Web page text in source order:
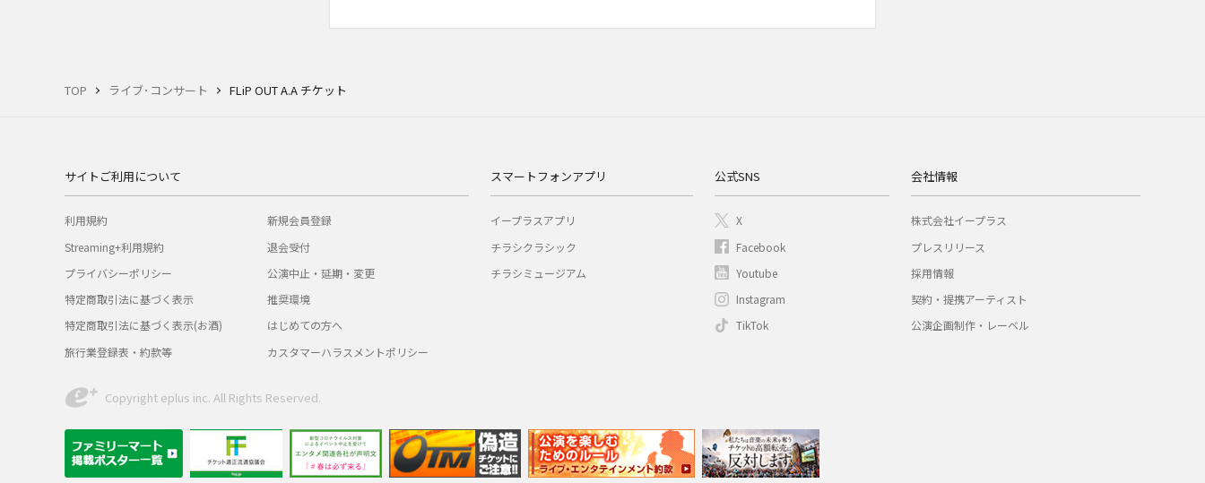
TOP ライブ･コンサート FLiP OUT A.A チケット
サイトご利用について
利用規約
Streaming+利用規約
プライバシーポリシー
特定商取引法に基づく表示
特定商取引法に基づく表示(お酒)
旅行業登録表・約款等
新規会員登録
退会受付
公演中止・延期・変更
推奨環境
はじめての方へ
カスタマーハラスメントポリシー
スマートフォンアプリ
イープラスアプリ
チラシクラシック
チラシミュージアム
公式SNS
X
Facebook
Youtube
Instagram
TikTok
会社情報
株式会社イープラス
プレスリリース
採用情報
契約・提携アーティスト
公演企画制作・レーベル
Copyright eplus inc. All Rights Reserved.